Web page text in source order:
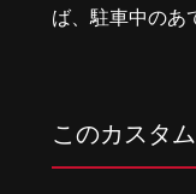
ば、駐車中のあ
このカスタ